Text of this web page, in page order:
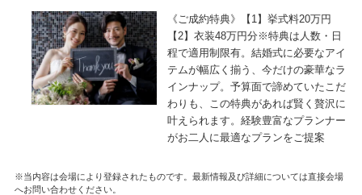
《ご成約特典》【1】挙式料20万円
【2】衣装48万円分※特典は人数・日
程で適用制限有。結婚式に必要なアイ
テムが幅広く揃う、今だけの豪華なラ
インナップ。予算面で諦めていたこだ
わりも、この特典があれば賢く贅沢に
叶えられます。経験豊富なプランナー
がお二人に最適なプランをご提案
※当内容は会場により登録されたものです。最新情報及び詳細については直接会場
へお問い合わせください。